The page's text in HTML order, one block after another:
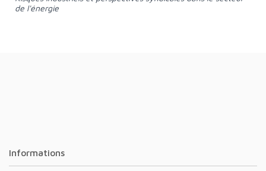
de l'énergie
Informations